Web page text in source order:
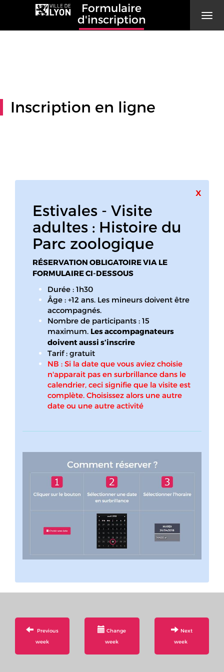
Formulaire
d'inscription
Inscription en ligne
x
Estivales - Visite
adultes : Histoire du
Parc zoologique
RÉSERVATION OBLIGATOIRE VIA LE
FORMULAIRE CI-DESSOUS
Durée : 1h30
Âge : +12 ans. Les mineurs doivent être
accompagnés.
Nombre de participants : 15
maximum. Les accompagnateurs
doivent aussi s’inscrire
Tarif : gratuit
NB : Si la date que vous aviez choisie
n'apparait pas en surbrillance dans le
calendrier, ceci signifie que la visite est
complète. Choisissez alors une autre
date ou une autre activité
Previous
week
Change
week
Next
week